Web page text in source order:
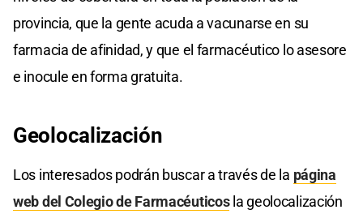
provincia, que la gente acuda a vacunarse en su
farmacia de afinidad, y que el farmacéutico lo asesore
e inocule en forma gratuita.
Geolocalización
Los interesados podrán buscar a través de la página
web del Colegio de Farmacéuticosla geolocalización